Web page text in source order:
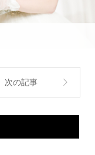
次の記事